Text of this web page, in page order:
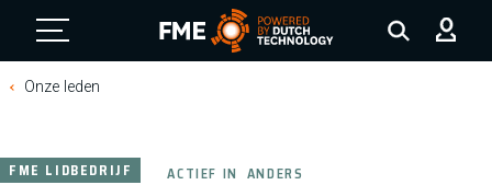
FME Logo, to the homepage
Onze leden
FME LIDBEDRIJF ACTIEF IN ANDERS